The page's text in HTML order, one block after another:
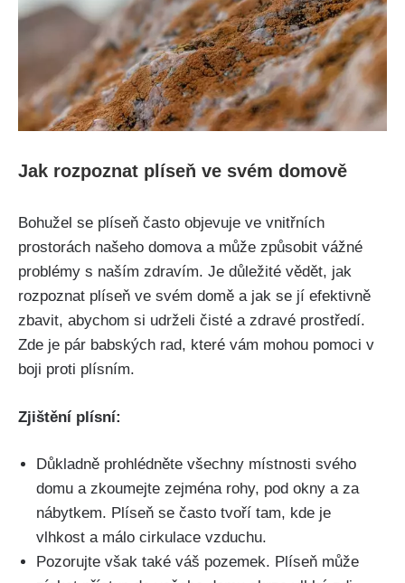
Jak rozpoznat plíseň ve svém domově
Bohužel se plíseň často objevuje⁣ ve ⁣vnitřních
prostorách našeho domova a může způsobit vážné
problémy s naším zdravím.⁣ Je důležité vědět, jak‍
rozpoznat ​plíseň ve svém domě a jak se jí efektivně
zbavit,‍ abychom si udrželi čisté a zdravé prostředí.
Zde je pár babských rad, které ⁢vám mohou⁤ pomoci ‌v
boji proti ⁢plísním.
Zjištění plísní:
Důkladně prohlédněte všechny místnosti svého
domu a zkoumejte zejména rohy, ⁤pod ​okny ⁤a za
nábytkem. Plíseň se často tvoří tam, ⁢kde je
vlhkost ‌a málo cirkulace⁤ vzduchu.
Pozorujte však také‍ váš pozemek. Plíseň může